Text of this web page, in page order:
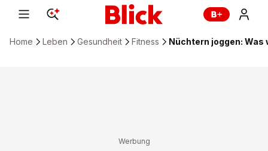
Home Leben Gesundheit Fitness Nüchtern joggen: